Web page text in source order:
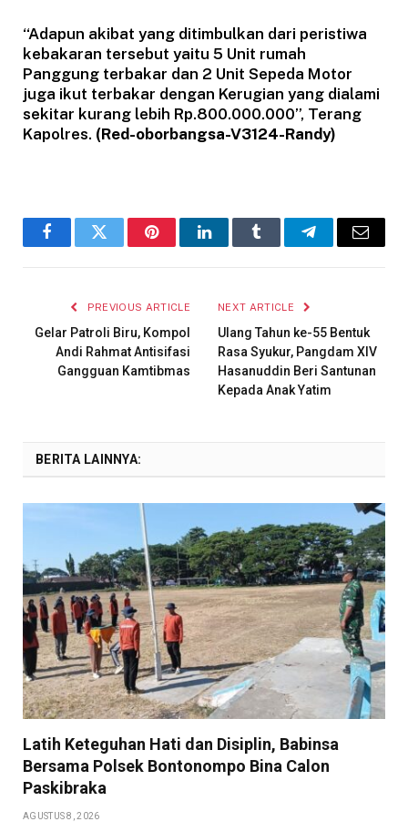
“Adapun akibat yang ditimbulkan dari peristiwa
kebakaran tersebut yaitu 5 Unit rumah
Panggung terbakar dan 2 Unit Sepeda Motor
juga ikut terbakar dengan Kerugian yang dialami
sekitar kurang lebih Rp.800.000.000”, Terang
Kapolres. (Red-oborbangsa-V3124-Randy)
FacebookTwitter PinterestLinkedInTumblr TelegramEmail
PREVIOUS ARTICLE
Gelar Patroli Biru, Kompol
Andi Rahmat Antisifasi
Gangguan Kamtibmas
NEXT ARTICLE
Ulang Tahun ke-55 Bentuk
Rasa Syukur, Pangdam XIV
Hasanuddin Beri Santunan
Kepada Anak Yatim
BERITA LAINNYA:
Latih Keteguhan Hati dan Disiplin, Babinsa
Bersama Polsek Bontonompo Bina Calon
Paskibraka
AGUSTUS 8, 2026